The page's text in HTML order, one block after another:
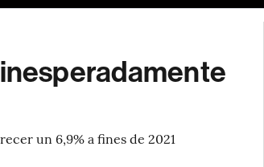
un 6,9% a fines de 2021